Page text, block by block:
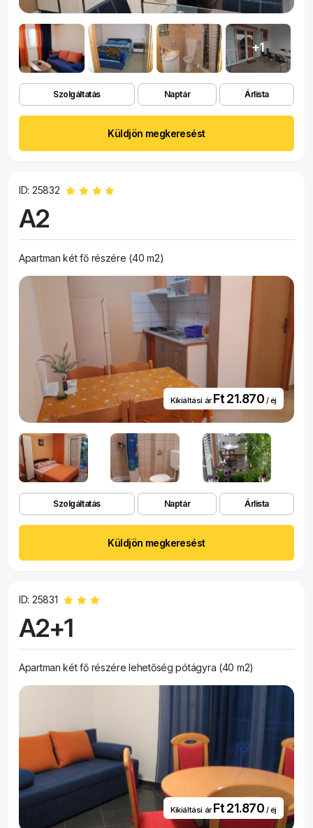
+1
Szolgáltatás Naptár Árlista
Küldjön megkeresést
ID: 25832
A2
Apartman két fő részére (40 m2)
Kikiáltási ár Ft 21.870 / éj
Szolgáltatás Naptár Árlista
Küldjön megkeresést
ID: 25831
A2+1
Apartman két fő részére lehetőség pótágyra (40 m2)
Kikiáltási ár Ft 21.870 / éj